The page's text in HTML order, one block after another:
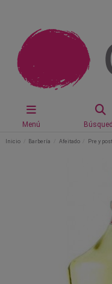
Menú
Inicio Barbería Afeitado Pre y